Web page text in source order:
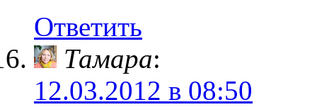
Ответить
Тамара:
12.03.2012 в 08:50